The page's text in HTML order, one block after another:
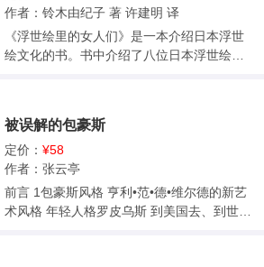
念至今影响着整个时尚出版界。 她的自传记
录了其个人的人生经历，与同时代的时尚设
计师、艺术家、作家的交往，讲述了其时尚
作者：铃木由纪子 著 许建明 译
《浮世绘里的女人们》是一本介绍日本浮世
绘文化的书。书中介绍了八位日本浮世绘大
家，其作品也影响了欧洲乃至全世界的知名
画家，如德加、马奈、凡高、高更等都曾临
摹过葛饰北斋的作品。但其实他们的很多作
品都受到了当时一些传奇女子的影响，有的
甚至是一些才女代笔的。但因为日本男尊女
被误解的包豪斯
定价： ¥58
作者：张云亭
前言 1包豪斯风格 亨利•范•德•维尔德的新艺
术风格 年轻人格罗皮乌斯 到美国去、到世界